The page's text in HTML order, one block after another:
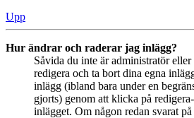
Upp
Hur ändrar och raderar jag inlägg?
Såvida du inte är administratör
redigera och ta bort dina egna
inlägg (ibland bara under en
gjorts) genom att klicka på
inlägget. Om någon redan svarat